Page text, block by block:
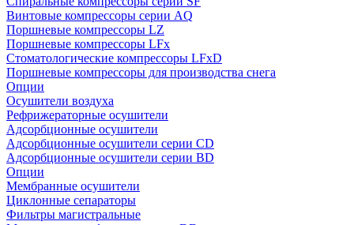
Винтовые компрессоры серии AQ
Поршневые компрессоры LZ
Поршневые компрессоры LFx
Стоматологические компрессоры LFxD
Поршневые компрессоры для производства снега
Опции
Осушители воздуха
Рефрижераторные осушители
Адсорбционные осушители
Адсорбционные осушители серии CD
Адсорбционные осушители серии BD
Опции
Мембранные осушители
Циклонные сепараторы
Фильтры магистральные